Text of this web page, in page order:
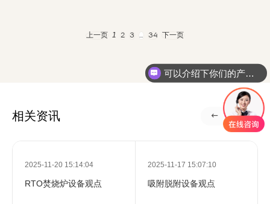
上一页 1 2 3 … 34 下一页
相关资讯
2025-11-20 15:14:04
RTO焚烧炉设备观点
2025-11-17 15:07:10
吸附脱附设备观点
可以介绍下你们的产品么